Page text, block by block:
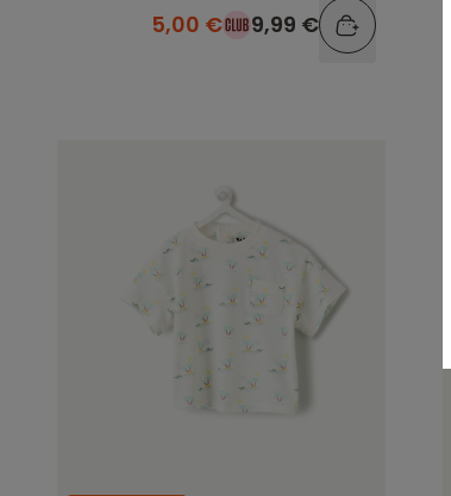
5,00 € 9,99 €